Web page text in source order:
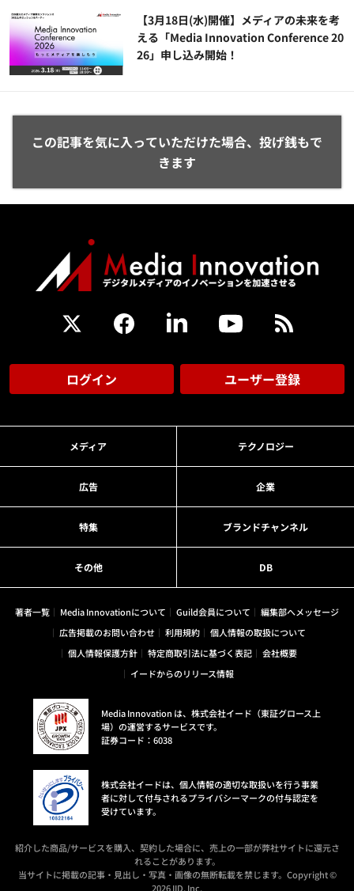
【3月18日(水)開催】メディアの未来を考
える「Media Innovation Conference 20
26」申し込み開始！
この記事を気に入っていただけた場合、投げ銭もで
きます
ログイン ユーザー登録
メディア テクノロジー
広告 企業
特集 ブランドチャンネル
その他 DB
著者一覧 Media Innovationについて Guild会員について
編集部へメッセージ
広告掲載のお問い合わせ
利用規約
個人情報の取扱について
個人情報保護方針
特定商取引法に基づく表記
会社概要
イードからのリリース情報
Media Innovation は、株式会社イード（東証グロース上
場）の運営するサービスです。
証券コード：6038
株式会社イードは、個人情報の適切な取扱いを行う事業
者に対して付与されるプライバシーマークの付与認定を
受けています。
紹介した商品/サービスを購入、契約した場合に、売上の一部が弊社サイトに還元さ
れることがあります。
当サイトに掲載の記事・見出し・写真・画像の無断転載を禁じます。Copyright ©
2026 IID, Inc.